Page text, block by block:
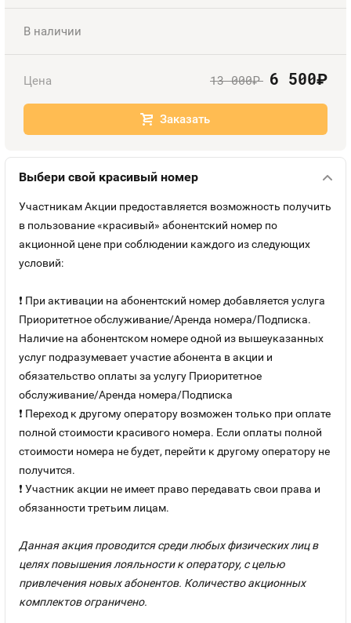
Тарифы
ЙОТА
Продать номер
Контакты
В наличии
Цена 13 000руб. 6 500руб.
Заказать
Выбери свой красивый номер
Участникам Акции предоставляется возможность получить
в пользование «красивый» абонентский номер по
акционной цене при соблюдении каждого из следующих
условий:
❗ При активации на абонентский номер добавляется услуга
Приоритетное обслуживание/Аренда номера/Подписка.
Наличие на абонентском номере одной из вышеуказанных
услуг подразумевает участие абонента в акции и
обязательство оплаты за услугу Приоритетное
обслуживание/Аренда номера/Подписка
❗ Переход к другому оператору возможен только при оплате
полной стоимости красивого номера. Если оплаты полной
стоимости номера не будет, перейти к другому оператору не
получится.
❗ Участник акции не имеет право передавать свои права и
обязанности третьим лицам.
Данная акция проводится среди любых физических лиц в
целях повышения лояльности к оператору, с целью
привлечения новых абонентов. Количество акционных
комплектов ограничено.